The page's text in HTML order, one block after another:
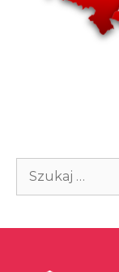
Szukaj: